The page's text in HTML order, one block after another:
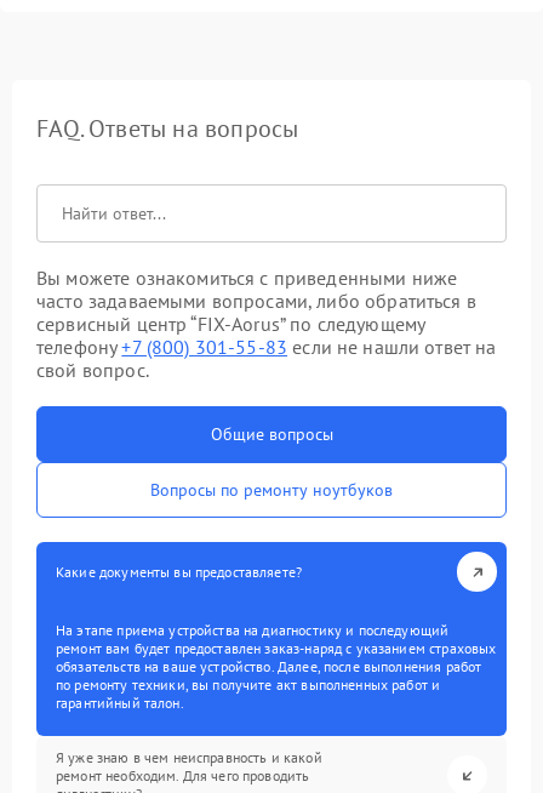
FAQ. Ответы на вопросы
Вы можете ознакомиться с приведенными ниже
часто задаваемыми вопросами, либо обратиться в
сервисный центр “FIX-Aorus” по следующему
телефону+7 (800) 301-55-83 если не нашли ответ на
свой вопрос.
Общие вопросы
Вопросы по ремонту ноутбуков
Какие документы вы предоставляете?
На этапе приема устройства на диагностику и последующий
ремонт вам будет предоставлен заказ-наряд с указанием страховых
обязательств на ваше устройство. Далее, после выполнения работ
по ремонту техники, вы получите акт выполненных работ и
гарантийный талон.
Я уже знаю в чем неисправность и какой
ремонт необходим. Для чего проводить